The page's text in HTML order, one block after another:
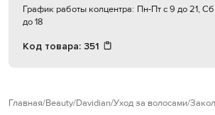
График работы колцентра: Пн-Пт с 9 до 21, Сб
до 18
Код товара: 351
Главная Beauty Davidian Уход за волосами